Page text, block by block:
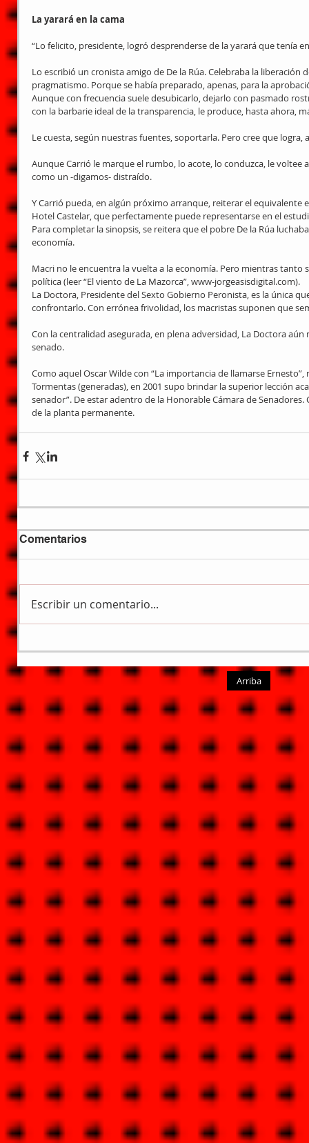
La yarará en la cama
“Lo felicito, presidente, logró desprenderse de la yarará que tenía
Lo escribió un cronista amigo de De la Rúa. Celebraba la liberación
pragmatismo. Porque se había preparado, apenas, para la
Aunque con frecuencia suele desubicarlo, dejarlo con pasmado
con la barbarie ideal de la transparencia, le produce, hasta ahora,
Le cuesta, según nuestras fuentes, soportarla. Pero cree que
Aunque Carrió le marque el rumbo, lo acote, lo conduzca, le voltee
como un -digamos- distraído.
Y Carrió pueda, en algún próximo arranque, reiterar el equivalente
Hotel Castelar, que perfectamente puede representarse en el
Para completar la sinopsis, se reitera que el pobre De la Rúa
economía.
Macri no le encuentra la vuelta a la economía. Pero mientras tanto
política (leer “El viento de La Mazorca”, www-jorgeasisdigital.com).
La Doctora, Presidente del Sexto Gobierno Peronista, es la única
confrontarlo. Con errónea frivolidad, los macristas suponen que
Con la centralidad asegurada, en plena adversidad, La Doctora
senado.
Como aquel Oscar Wilde con “La importancia de llamarse
Tormentas (generadas), en 2001 supo brindar la superior lección
senador”. De estar adentro de la Honorable Cámara de
de la planta permanente.
Comentarios
Escribir un comentario...
Arriba